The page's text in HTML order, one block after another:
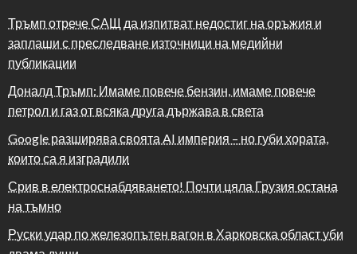
Тръмп отрече САЩ да изпитват недостиг на оръжия и
заплаши с преследване източници на медийни
публикации
Доналд Тръмп: Имаме повече бензин, имаме повече
петрол и газ от всяка друга държава в света
Google разширява своята AI империя – но губи хората,
които са я изградили
Срив в електроснабдяването! Почти цяла Грузия остана
на тъмно
Руски удар по железопътен вагон в Харковска област уби